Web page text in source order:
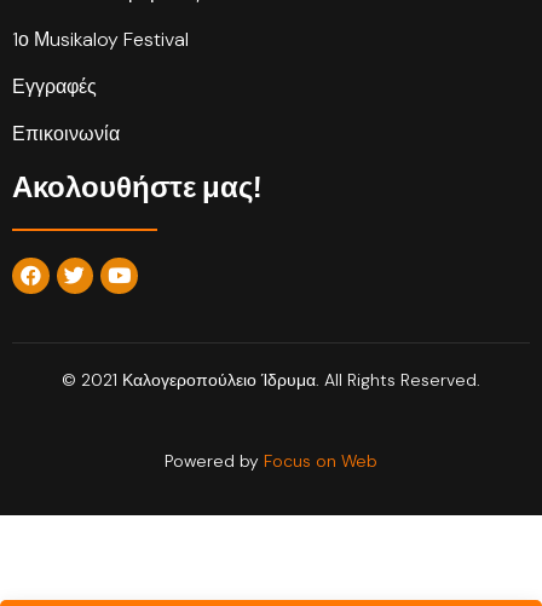
1ο Μusikaloy Festival
Εγγραφές
Επικοινωνία
Ακολουθήστε μας!
© 2021 Καλογεροπούλειο Ίδρυμα. All Rights Reserved.
Powered by Focus on Web